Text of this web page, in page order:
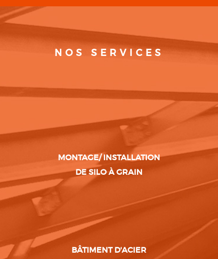
NOS SERVICES
MONTAGE/ INSTALLATION
DE SILO À GRAIN
BÂTIMENT D'ACIER